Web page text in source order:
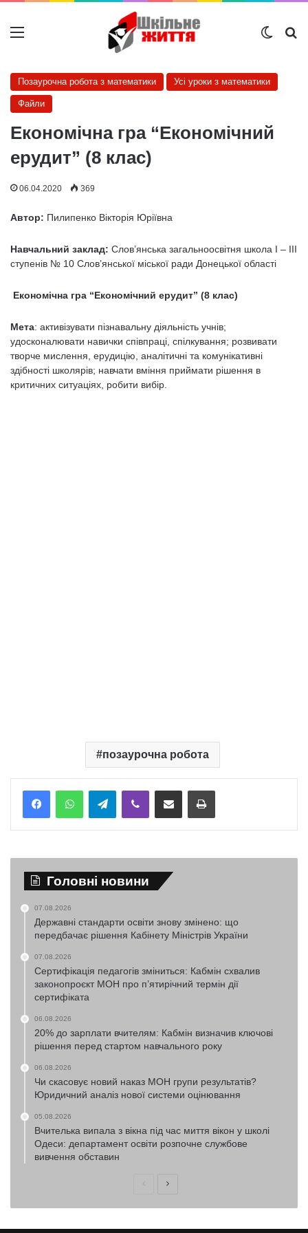
Меню
Позаурочна робота з математики Усі уроки з математики
Файли
Економічна гра “Економічний
ерудит” (8 клас)
06.04.2020 369
Автор: Пилипенко Вікторія Юріївна
Навчальний заклад: Слов’янська загальноосвітня школа І – ІІІ
ступенів № 10 Слов’янської міської ради Донецької області
Економічна гра “Економічний ерудит” (8 клас)
Мета: активізувати пізнавальну діяльність учнів;
удосконалювати навички співпраці, спілкування; розвивати
творче мислення, ерудицію, аналітичні та комунікативні
здібності школярів; навчати вміння приймати рішення в
критичних ситуаціях, робити вибір.
позаурочна робота
TelegramViber Надіслати електронною поштоюНадрукувати
Головні новини
07.08.2026
Державні стандарти освіти знову змінено: що
передбачає рішення Кабінету Міністрів України
07.08.2026
Сертифікація педагогів зміниться: Кабмін схвалив
законопроєкт МОН про п’ятирічний термін дії
сертифіката
06.08.2026
20% до зарплати вчителям: Кабмін визначив ключові
рішення перед стартом навчального року
06.08.2026
Чи скасовує новий наказ МОН групи результатів?
Юридичний аналіз нової системи оцінювання
05.08.2026
Вчителька випала з вікна під час миття вікон у школі
Одеси: департамент освіти розпочне службове
вивчення обставин
ПопередняНаступна